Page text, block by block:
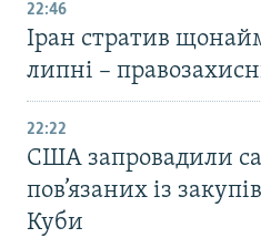
22:46
Іран стратив
липні –
22:22
США запровадили
пов’язаних із
Куби